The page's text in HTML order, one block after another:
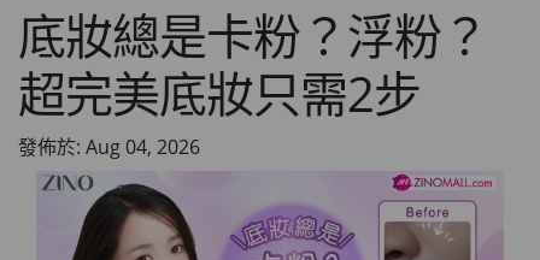
底妝總是卡粉？浮粉？
超完美底妝只需2步
發佈於: Aug 04, 2026